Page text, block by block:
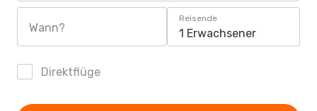
Wann?
Reisende
1 Erwachsener
Direktflüge